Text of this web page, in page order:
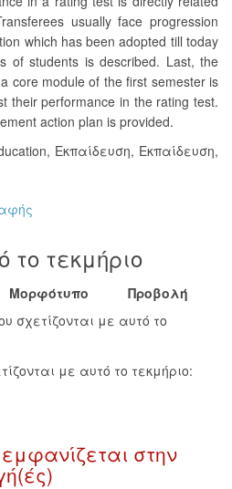
usually face progression
which has been adopted till today
of students is described. Last, the
core module of the first semester is
their performance in the rating test.
action plan is provided.
, Εκπαίδευση, Εκπαίδευση,
τεκμήριο
Μορφότυπο
Προβολή
σχετίζονται με αυτό το
με αυτό το τεκμήριο:
στην